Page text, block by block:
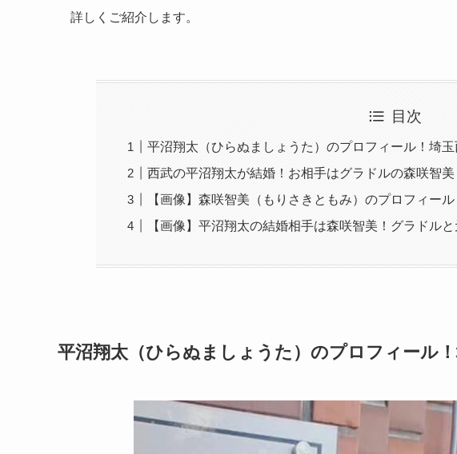
詳しくご紹介します。
目次
平沼翔太（ひらぬましょうた）のプロフィール！埼玉
西武の平沼翔太が結婚！お相手はグラドルの森咲智美
【画像】森咲智美（もりさきともみ）のプロフィール
【画像】平沼翔太の結婚相手は森咲智美！グラドルと
平沼翔太（ひらぬましょうた）のプロフィール